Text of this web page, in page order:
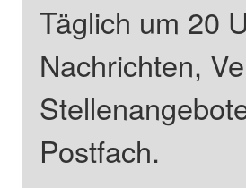
Täglich um 20
Nachrichten,
Postfach.